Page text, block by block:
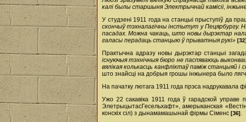
калі былы старшыня Электрычнай камісіі,
У студзені 1911 года на станцыі прыступіў да
скончыў тэхналагічны інстытут у Пецярбургу.
пасадах. Можна чакаць, што новы дырэктар
галасы перадаць станцыю ў прыватныя рукі» [32]
Практычна адразу новы дырэктар станцыі
існуючыя тэхнічныя бюро не паспяваюць
вялікая колькасць канфліктаў паміж станцыяй і
што знайсці на добрыя грошы інжынера было
На пачатку лютага 1911 года прэса надрукавала
Ужо 22 сакавіка 1911 года ў гарадской управе
Элетрыцытас­Гесельхафт», амерыканская
конскіх сіл) з дынама­машынай фірмы Сіменс [36].